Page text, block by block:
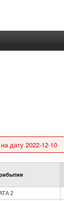
дату 2022-12-10
2